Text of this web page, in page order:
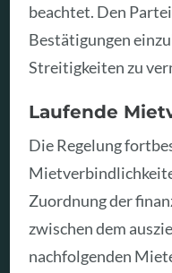
beachtet. Den
Bestätigungen
Streitigkeiten zu
Laufende
Die Regelung
Zuordnung der
zwischen dem
nachfolgenden